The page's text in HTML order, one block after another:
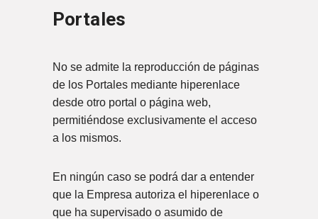
Portales
No se admite la reproducción de páginas
de los Portales mediante hiperenlace
desde otro portal o página web,
permitiéndose exclusivamente el acceso
a los mismos.
En ningún caso se podrá dar a entender
que la Empresa autoriza el hiperenlace o
que ha supervisado o asumido de